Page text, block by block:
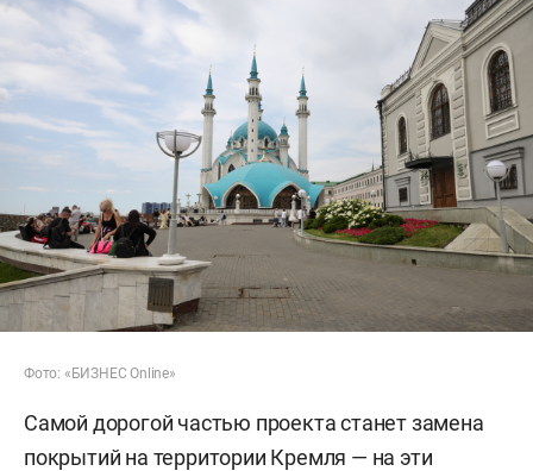
Фото: «БИЗНЕС Online»
Самой дорогой частью проекта станет замена
покрытий на территории Кремля — на эти